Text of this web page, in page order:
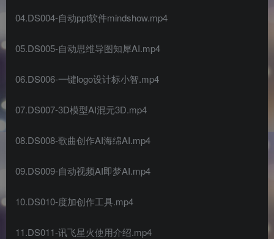
04.DS004-自动ppt软件mindshow.mp4
05.DS005-自动思维导图知犀AI.mp4
06.DS006-一键logo设计标小智.mp4
07.DS007-3D模型AI混元3D.mp4
08.DS008-歌曲创作AI海绵AI.mp4
09.DS009-自动视频AI即梦AI.mp4
10.DS010-度加创作工具.mp4
11.DS011-讯飞星火使用介绍.mp4